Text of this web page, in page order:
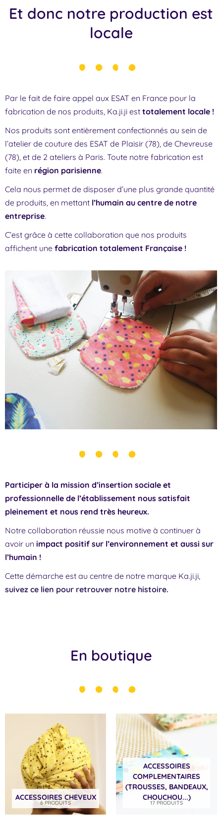
Et donc notre production est
locale
Par le fait de faire appel aux ESAT en France pour la
fabrication de nos produits, Ka.ji.ji est totalement locale !
Nos produits sont entièrement confectionnés au sein de
l’atelier de couture des ESAT de Plaisir (78), de Chevreuse
(78), et de 2 ateliers à Paris. Toute notre fabrication est
faite en région parisienne.
Cela nous permet de disposer d’une plus grande quantité
de produits, en mettant l’humain au centre de notre
entreprise.
C’est grâce à cette collaboration que nos produits
affichent une fabrication totalement Française !
Participer à la mission d’insertion sociale et
professionnelle de l’établissement nous satisfait
pleinement et nous rend très heureux.
Notre collaboration réussie nous motive à continuer à
avoir un impact positif sur l’environnement et aussi sur
l’humain !
Cette démarche est au centre de notre marque Ka.ji.ji,
suivez ce lien pour retrouver notre histoire.
En boutique
ACCESSOIRES CHEVEUX
6 PRODUITS
ACCESSOIRES
COMPLEMENTAIRES
(TROUSSES, BANDEAUX,
CHOUCHOU...)
17 PRODUITS